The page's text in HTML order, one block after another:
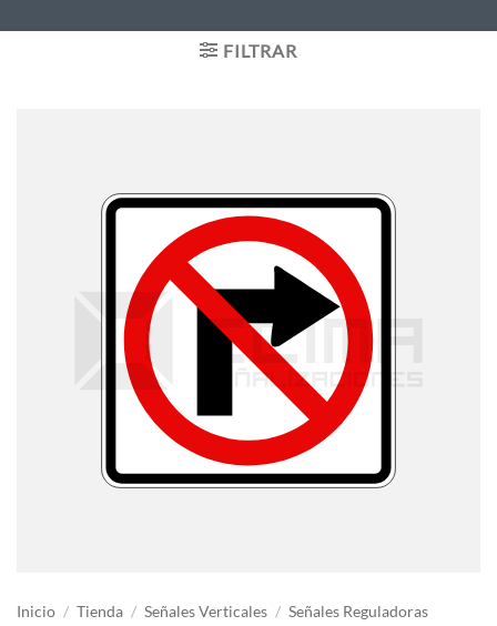
FILTRAR
Inicio / Tienda / Señales Verticales / Señales Reguladoras